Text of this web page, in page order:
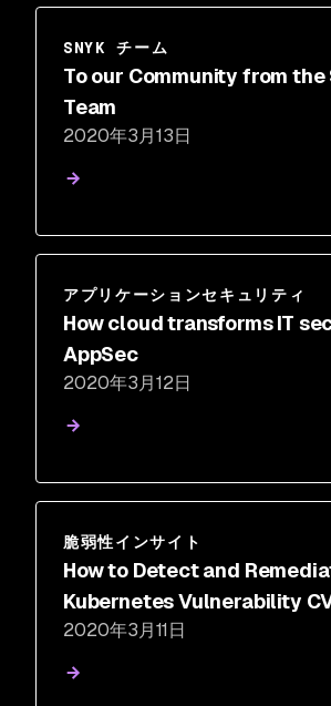
SNYK チーム
To our Community from the
Team
2020年3月13日
アプリケーションセキュリティ
How cloud transforms IT
AppSec
2020年3月12日
脆弱性インサイト
How to Detect and
Kubernetes Vulnerability
11249
2020年3月11日